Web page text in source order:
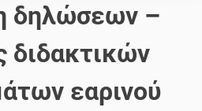
δηλώσεων –
διδακτικών
εαρινού